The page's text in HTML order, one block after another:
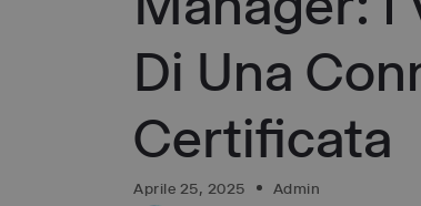
Di Una
Certificata
Aprile 25, 2025 Admin